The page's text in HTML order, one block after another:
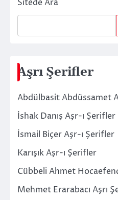
Sitede Ara
Aşrı Şerifler
Abdülbasit Abdüssamet
İshak Danış Aşr-ı Şerifler
İsmail Biçer Aşr-ı Şerifler
Karışık Aşr-ı Şerifler
Cübbeli Ahmet
Mehmet Erarabacı Aşrı